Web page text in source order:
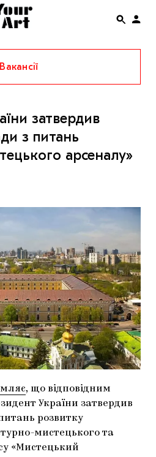
ENG
НОВИНИ
2022
МАРГІНАЛІЇ
ПЛАТФОРМА
ПРО РІЗДВЯНІ СВЯТА
Вакансії
затвердив
з питань
арсеналу»
, що відповідним
України затвердив
розвитку
мистецького та
«Мистецький